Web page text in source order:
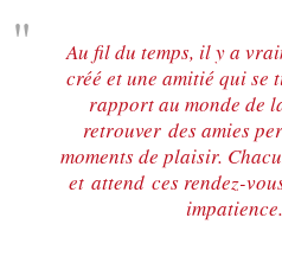
Au fil du temps, il y a
créé et une amitié qui se
rapport au monde de
retrouver des amies
moments de plaisir.
et attend ces rendez-
impatience.